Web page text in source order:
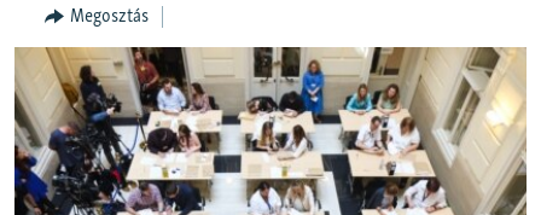
NER15
SZABADON
TÁRSADALOM
DEMOKRÁCIA
A PÉNZ NYOMÁBAN
Megosztás